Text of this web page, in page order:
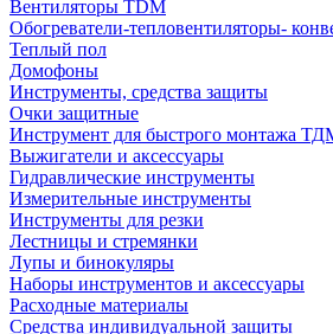
Вентиляторы TDM
Обогреватели-тепловентиляторы-
Теплый пол
Домофоны
Инструменты, средства защиты
Очки защитные
Инструмент для быстрого монтажа
Выжигатели и аксессуары
Гидравлические инструменты
Измерительные инструменты
Инструменты для резки
Лестницы и стремянки
Лупы и бинокуляры
Наборы инструментов и аксессуары
Расходные материалы
Средства индивидуальной защиты